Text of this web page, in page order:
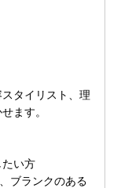
タイリスト、理
ます。
たい方
ブランクのある